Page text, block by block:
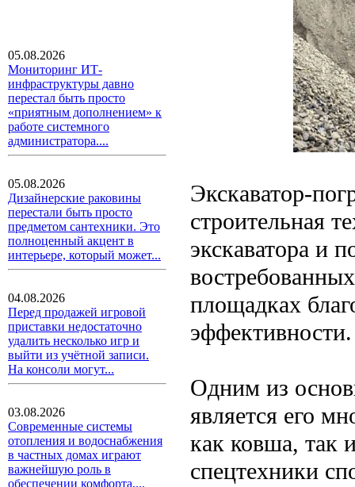
05.08.2026
Мониторинг ИТ-
инфраструктуры давно
перестал быть просто
«приятным дополнением» к
работе системного
администратора....
05.08.2026
Дизайнерские раковины
перестали быть просто
предметом сантехники. Это
полноценный акцент в
интерьере, который может...
04.08.2026
Перед продажей игровой
приставки недостаточно
удалить несколько игр и
выйти из учётной записи.
На консоли могут...
03.08.2026
Современные системы
отопления и водоснабжения
в частных домах играют
важнейшую роль в
обеспечении комфорта,...
Экскаватор-
строительная
экскаватора и
площадках
эффективности.
Одним из
является его
как ковша, так
спецтехники